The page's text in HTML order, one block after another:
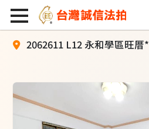
2062611 L12 永和學區旺厝*